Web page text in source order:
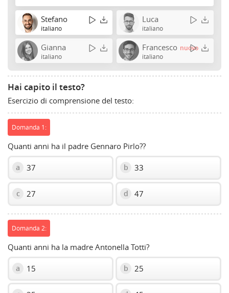
Stefano
italiano
Luca
italiano
Gianna
italiano
Francesco nuovo
italiano
Hai capito il testo?
Esercizio di comprensione del testo:
Domanda 1:
Quanti anni ha il padre Gennaro Pirlo??
a 37 b 33
c 27 d 47
Domanda 2:
Quanti anni ha la madre Antonella Totti?
a 15 b 25